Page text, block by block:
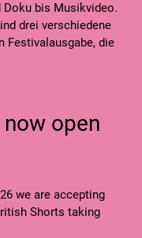
Doku bis Musikvideo.
drei verschiedene
Festivalausgabe, die
open
we are accepting
Shorts taking